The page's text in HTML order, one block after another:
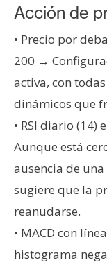
Acción de
• Precio por
200 →
activa, con
dinámicos que
• RSI diario (14)
Aunque está
ausencia de
sugiere que la
reanudarse.
• MACD con
histograma